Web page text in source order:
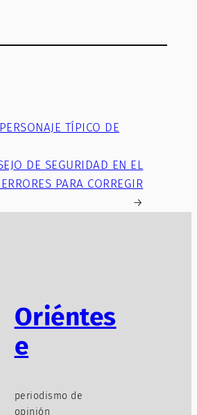
TÍPICO DE
DE SEGURIDAD EN EL
PARA CORREGIR
→
Oriéntes
e
periodismo de
opinión